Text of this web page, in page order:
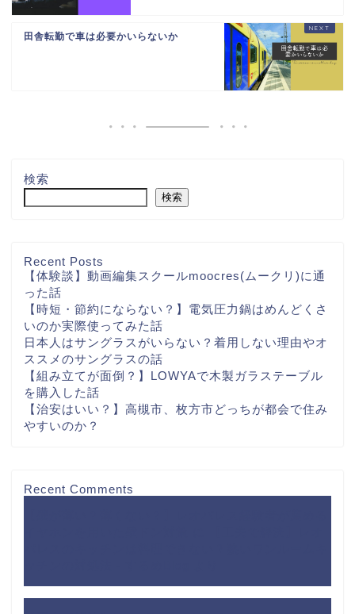
田舎転勤で車は必要かいらないか
検索
検索
Recent Posts
【体験談】動画編集スクールmoocres(ムークリ)に通
った話
【時短・節約にならない？】電気圧力鍋はめんどくさ
いのか実際使ってみた話
日本人はサングラスがいらない？着用しない理由やオ
ススメのサングラスの話
【組み立てが面倒？】LOWYAで木製ガラステーブル
を購入した話
【治安はいい？】高槻市、枚方市どっちが都会で住み
やすいのか？
Recent Comments